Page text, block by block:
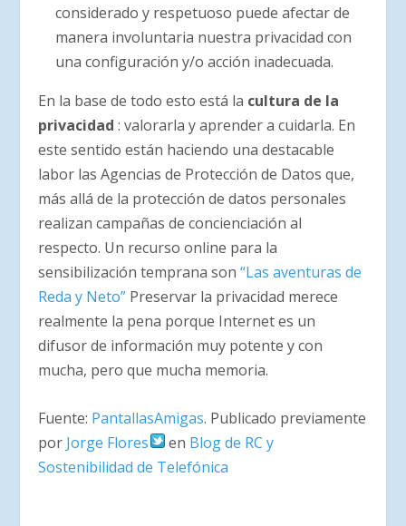
considerado y respetuoso puede afectar de
manera involuntaria nuestra privacidad con
una configuración y/o acción inadecuada.
En la base de todo esto está la cultura de la
privacidad: valorarla y aprender a cuidarla. En
este sentido están haciendo una destacable
labor las Agencias de Protección de Datos que,
más allá de la protección de datos personales
realizan campañas de concienciación al
respecto. Un recurso online para la
sensibilización temprana son“Las aventuras de
Reda y Neto” Preservar la privacidad merece
realmente la pena porque Internet es un
difusor de información muy potente y con
mucha, pero que mucha memoria.
Fuente: PantallasAmigas. Publicado previamente
por Jorge Flores en Blog de RC y
Sostenibilidad de Telefónica